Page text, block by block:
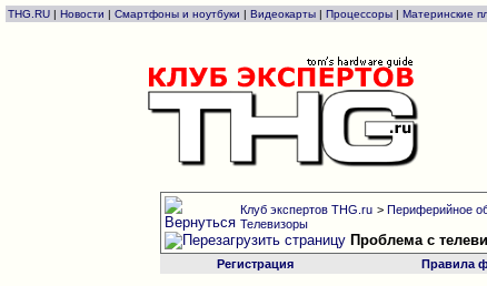
THG.RU | Новости | Смартфоны и ноутбуки | Видеокарты | Процессоры | Материнские
Клуб экспертов THG.ru >Периферийное
Телевизоры
Проблема с
Регистрация Правила